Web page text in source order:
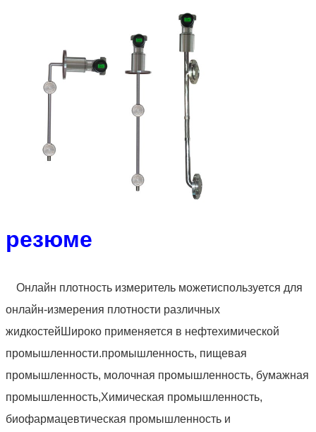
резюме
Онлайн плотность измеритель можетиспользуется для
онлайн-измерения плотности различных
жидкостей Широко применяется в нефтехимической
промышленности.промышленность, пищевая
промышленность, молочная промышленность, бумажная
промышленность,Химическая промышленность,
биофармацевтическая промышленность и